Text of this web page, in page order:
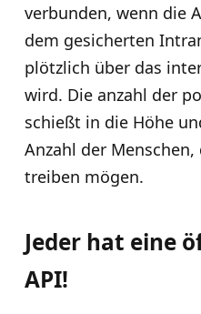
verbunden, wenn die
dem gesicherten
plötzlich über das
wird. Die anzahl der
schießt in die Höhe
Anzahl der
treiben mögen.
Jeder hat eine
API!